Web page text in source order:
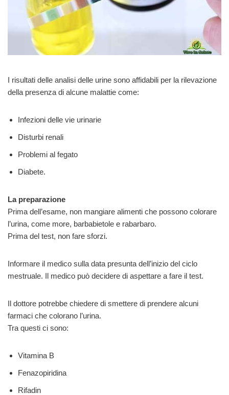
I risultati delle analisi delle urine sono affidabili per la rilevazione
della presenza di alcune malattie come:
Infezioni delle vie urinarie
Disturbi renali
Problemi al fegato
Diabete.
La preparazione
Prima dell’esame, non mangiare alimenti che possono colorare
l’urina, come more, barbabietole e rabarbaro.
Prima del test, non fare sforzi.
Informare il medico sulla data presunta dell’inizio del ciclo
mestruale. Il medico può decidere di aspettare a fare il test.
Il dottore potrebbe chiedere di smettere di prendere alcuni
farmaci che colorano l’urina.
Tra questi ci sono:
Vitamina B
Fenazopiridina
Rifadin